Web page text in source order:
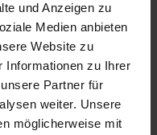
und Anzeigen zu
Medien anbieten
Website zu
Informationen zu Ihrer
Partner für
weiter. Unsere
möglicherweise mit